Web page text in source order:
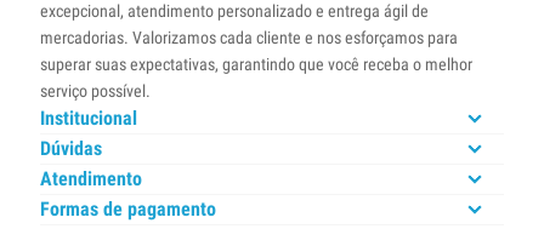
excepcional, atendimento personalizado e entrega ágil de
mercadorias. Valorizamos cada cliente e nos esforçamos para
superar suas expectativas, garantindo que você receba o melhor
serviço possível.
Institucional
Dúvidas
Atendimento
Formas de pagamento